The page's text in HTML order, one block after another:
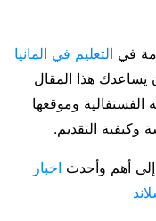
في التعليم في المانيا
يساعدك هذا المقال
الفستفالية وموقعها
وكيفية التقديم.
إلى أهم وأحدث اخبار